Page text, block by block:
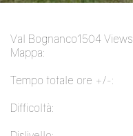
Val Bognanco1504 Views
Mappa:
Tempo totale ore +/-:
Difficoltà: